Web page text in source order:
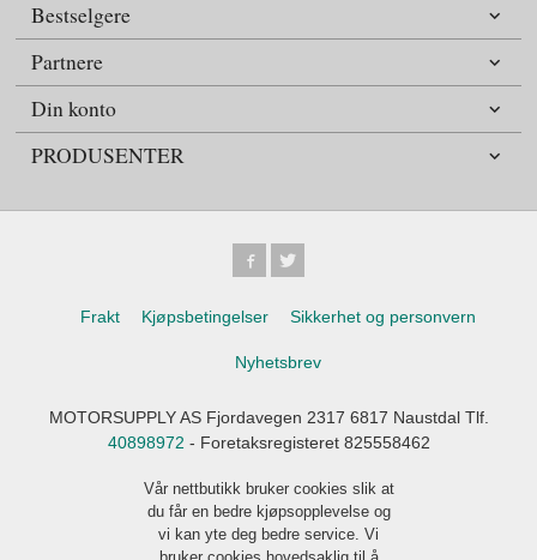
Bestselgere
Partnere
Din konto
PRODUSENTER
Frakt Kjøpsbetingelser Sikkerhet og personvern
Nyhetsbrev
MOTORSUPPLY AS Fjordavegen 2317 6817 Naustdal Tlf.
40898972 - Foretaksregisteret 825558462
Vår nettbutikk bruker cookies slik at
du får en bedre kjøpsopplevelse og
vi kan yte deg bedre service. Vi
bruker cookies hovedsaklig til å